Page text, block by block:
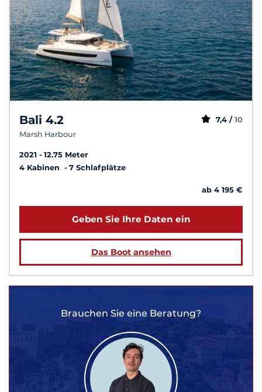
Bali 4.2
Marsh Harbour
7,4 / 10
2021
12.75 Meter
4 Kabinen
7 Schlafplätze
ab 4 195 €
Geben Sie Ihre Daten ein
Das Boot ansehen
Brauchen Sie eine Beratung?